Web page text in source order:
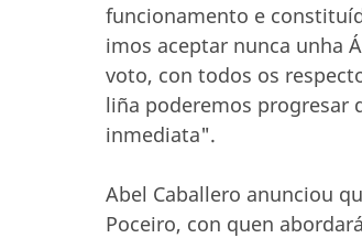
funcionamento e
imos aceptar nunca unha
voto, con todos os
liña poderemos progresar
inmediata".
Abel Caballero anunciou
Poceiro, con quen